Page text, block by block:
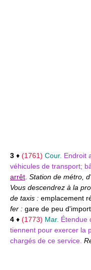
3 ♦ (1761) Cour. Endroit
véhicules de transport;
arrêt Station de métro,
Vous descendrez à la
de taxis : emplacement
fer : gare de peu
4 ♦ (1773) Mar. Étendue
tiennent pour exercer la
chargés de ce service.